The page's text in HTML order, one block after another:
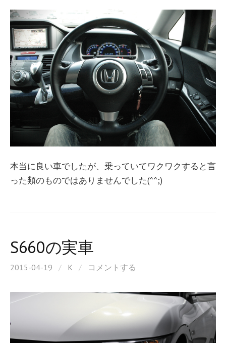
本当に良い車でしたが、乗っていてワクワクすると言
った類のものではありませんでした(^^;)
S660の実車
2015-04-19 / K / コメントする